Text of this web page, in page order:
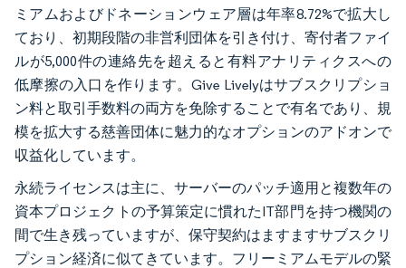
ミアムおよびドネーションウェア層は年率8.72%で拡大し
ており、初期段階の非営利団体を引き付け、寄付者ファイ
ルが5,000件の連絡先を超えると有料アナリティクスへの
低摩擦の入口を作ります。Give Livelyはサブスクリプショ
ン料と取引手数料の両方を免除することで有名であり、規
模を拡大する慈善団体に魅力的なオプションのアドオンで
収益化しています。
永続ライセンスは主に、サーバーのパッチ適用と複数年の
資本プロジェクトの予算策定に慣れたIT部門を持つ機関の
間で生き残っていますが、保守契約はますますサブスクリ
プション経済に似てきています。フリーミアムモデルの緊